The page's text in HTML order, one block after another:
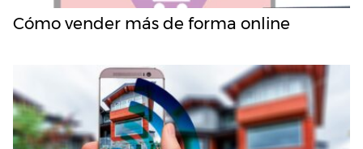
Cómo vender más de forma online